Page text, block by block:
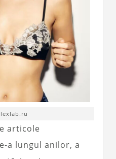
articole
a lungul anilor, a